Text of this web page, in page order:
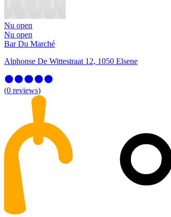
Nu open
Nu open
Bar Du Marché
Alphonse De Wittestraat 12, 1050 Elsene
(0 reviews)